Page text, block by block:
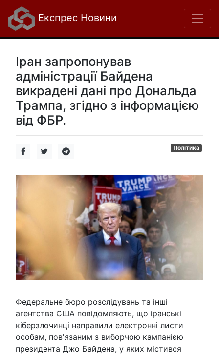
Експрес Новини
Іран запропонував
адміністрації Байдена
викрадені дані про Дональда
Трампа, згідно з інформацією
від ФБР.
Політика
Федеральне бюро розслідувань та інші
агентства США повідомляють, що іранські
кіберзлочинці направили електронні листи
особам, пов'язаним з виборчою кампанією
президента Джо Байдена, у яких містився